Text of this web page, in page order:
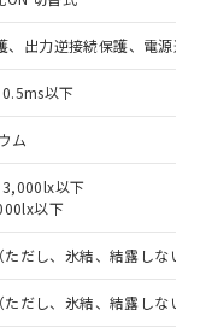
、出力逆接続保護、電源逆
以下
ム
以下
以下
だし、氷結、結露しない
だし、氷結、結露しない
物質）の
な商品で